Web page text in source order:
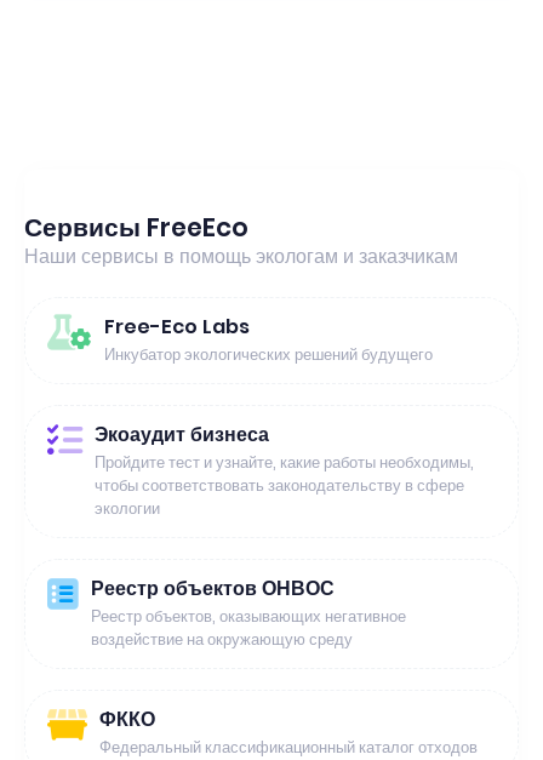
Сервисы FreeEco
Наши сервисы в помощь экологам и заказчикам
Free-Eco Labs
Инкубатор экологических решений будущего
Экоаудит бизнеса
Пройдите тест и узнайте, какие работы необходимы,
чтобы соответствовать законодательству в сфере
экологии
Реестр объектов ОНВОС
Реестр объектов, оказывающих негативное
воздействие на окружающую среду
ФККО
Федеральный классификационный каталог отходов